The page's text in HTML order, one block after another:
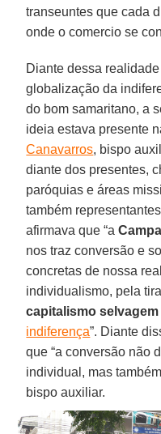
transeuntes que cada
onde o comercio se
Diante dessa
globalização da
do bom samaritano, a
ideia estava presente
Canavarros, bispo
diante dos presentes,
paróquias e áreas
também
afirmava que “a
nos traz conversão e
concretas de nossa
individualismo, pela
capitalismo selvagem
indiferença”. Diante
que “a conversão não
individual, mas
bispo auxiliar.